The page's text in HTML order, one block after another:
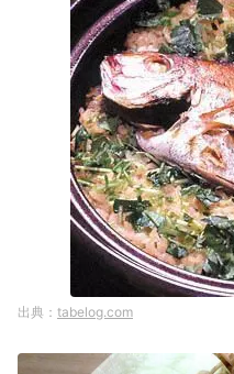
tabelog.com